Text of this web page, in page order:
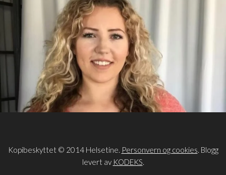
Kopibeskyttet © 2014 Helsetine. Personvern og cookies. Blogg
levert av KODEKS.